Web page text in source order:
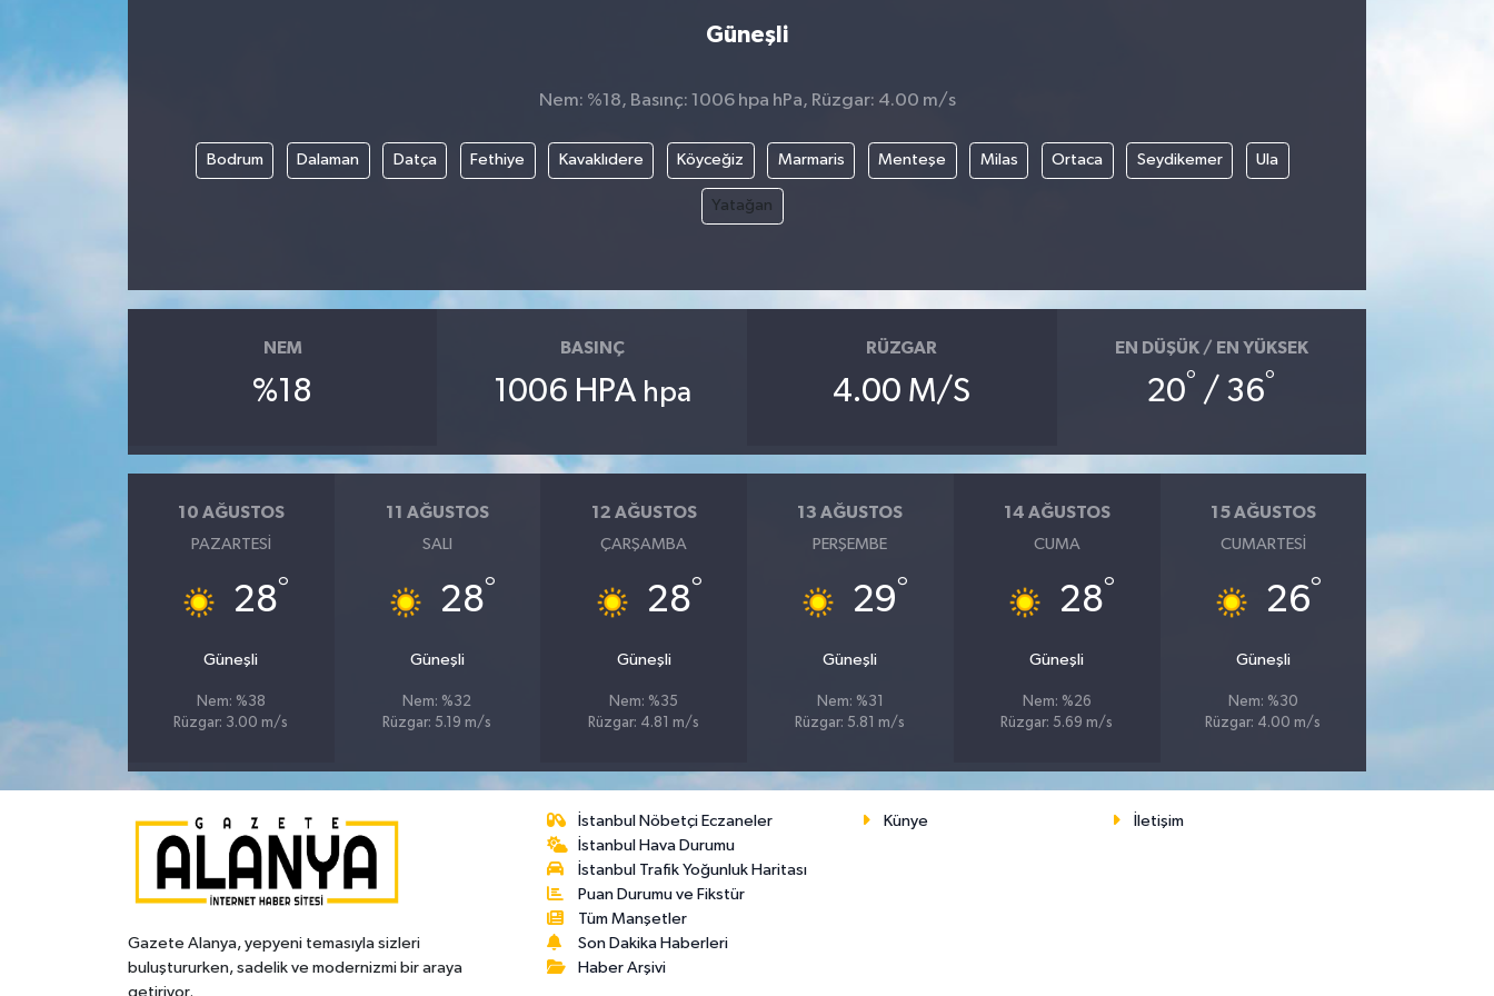
Güneşli
Nem: %18, Basınç: 1006 hpa hPa, Rüzgar: 4.00 m/s
Bodrum Dalaman Datça Fethiye Kavaklıdere Köyceğiz Marmaris Menteşe Milas Ortaca Seydikemer Ula
Yatağan
NEM
%18
BASINÇ
1006 HPA hpa
RÜZGAR
4.00 M/S
EN DÜŞÜK / EN YÜKSEK
20° / 36°
10 AĞUSTOS
PAZARTESI
28°
Güneşli
Nem: %38
Rüzgar: 3.00 m/s
11 AĞUSTOS
SALI
28°
Güneşli
Nem: %32
Rüzgar: 5.19 m/s
12 AĞUSTOS
ÇARŞAMBA
28°
Güneşli
Nem: %35
Rüzgar: 4.81 m/s
13 AĞUSTOS
PERŞEMBE
29°
Güneşli
Nem: %31
Rüzgar: 5.81 m/s
14 AĞUSTOS
CUMA
28°
Güneşli
Nem: %26
Rüzgar: 5.69 m/s
15 AĞUSTOS
CUMARTESI
26°
Güneşli
Nem: %30
Rüzgar: 4.00 m/s
Gazete Alanya, yepyeni temasıyla sizleri
buluştururken, sadelik ve modernizmi bir araya
getiriyor.
İstanbul Nöbetçi Eczaneler
İstanbul Hava Durumu
İstanbul Trafik Yoğunluk Haritası
Puan Durumu ve Fikstür
Tüm Manşetler
Son Dakika Haberleri
Haber Arşivi
Künye İletişim